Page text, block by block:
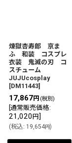
煉獄杏寿郎 京ま
ふ 和装 コスプレ
衣装 鬼滅の刃 コ
スチューム
JUJUcosplay
[DM11443]
17,867円 (税別)
通常販売価格:
21,020 円]
(税込: 19,654円)